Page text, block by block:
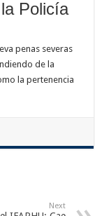
Policía
penas severas
de la
la pertenencia
Next